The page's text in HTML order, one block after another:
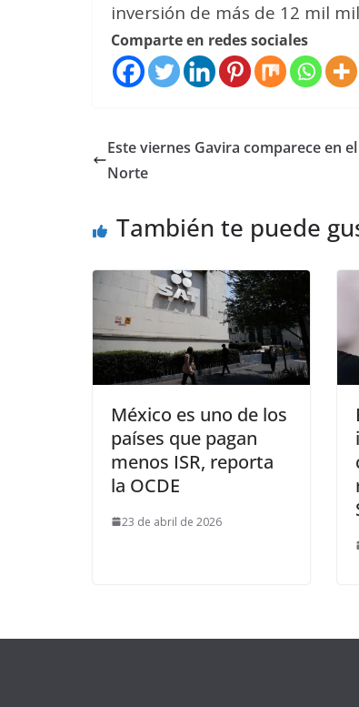
inversión de más de 12 mil
Comparte en redes sociales
Este viernes Gavira comparece en
Norte
También te puede
México es uno de los
países que pagan
menos ISR, reporta
la OCDE
23 de abril de 2026